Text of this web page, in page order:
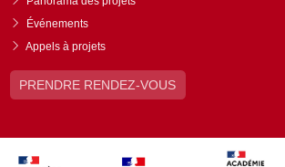
Événements
Appels à projets
PRENDRE RENDEZ-VOUS